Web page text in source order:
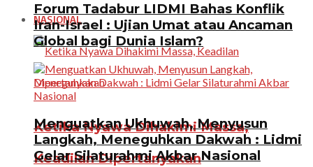
NASIONAL
Ketika Nyawa Dihakimi Massa,
Keadilan Dipertanyakan
Forum Tadabur LIDMI Bahas Konflik
Iran-Israel : Ujian Umat atau Ancaman
Global bagi Dunia Islam?
Menguatkan Ukhuwah, Menyusun
Langkah, Meneguhkan Dakwah : Lidmi
Gelar Silaturahmi Akbar Nasional